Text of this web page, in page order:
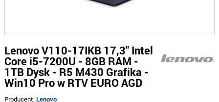
Lenovo V110-17IKB 17,3" Intel
Core i5-7200U - 8GB RAM -
1TB Dysk - R5 M430 Grafika -
Win10 Pro w RTV EURO AGD
Producent:Lenovo